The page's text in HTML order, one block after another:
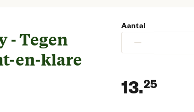
- Tegen
en-klare
Aantal
−
13.25